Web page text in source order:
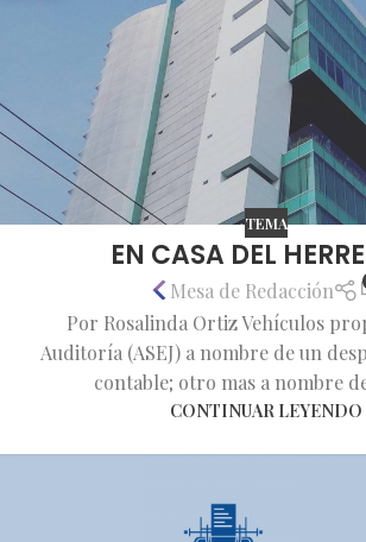
TEMA
EN CASA DEL
Mesa de Redacción
Por Rosalinda Ortiz Vehículos
Auditoría (ASEJ) a nombre de un
contable; otro mas a nombre
CONTINUAR LEYENDO